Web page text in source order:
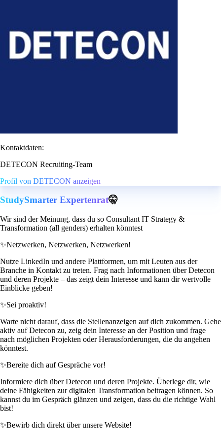
Kontaktdaten:
DETECON Recruiting-Team
Profil von DETECON anzeigen
StudySmarter Expertenrat🤫
Wir sind der Meinung, dass du so Consultant IT Strategy &
Transformation (all genders) erhalten könntest
✨Netzwerken, Netzwerken, Netzwerken!
Nutze LinkedIn und andere Plattformen, um mit Leuten aus der
Branche in Kontakt zu treten. Frag nach Informationen über Detecon
und deren Projekte – das zeigt dein Interesse und kann dir wertvolle
Einblicke geben!
✨Sei proaktiv!
Warte nicht darauf, dass die Stellenanzeigen auf dich zukommen. Gehe
aktiv auf Detecon zu, zeig dein Interesse an der Position und frage
nach möglichen Projekten oder Herausforderungen, die du angehen
könntest.
✨Bereite dich auf Gespräche vor!
Informiere dich über Detecon und deren Projekte. Überlege dir, wie
deine Fähigkeiten zur digitalen Transformation beitragen können. So
kannst du im Gespräch glänzen und zeigen, dass du die richtige Wahl
bist!
✨Bewirb dich direkt über unsere Website!